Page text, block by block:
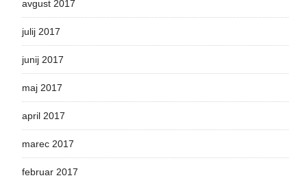
avgust 2017
julij 2017
junij 2017
maj 2017
april 2017
marec 2017
februar 2017